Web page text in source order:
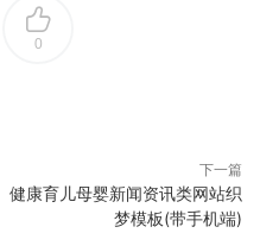
0
下一篇
健康育儿母婴新闻资讯类网站织
梦模板(带手机端)